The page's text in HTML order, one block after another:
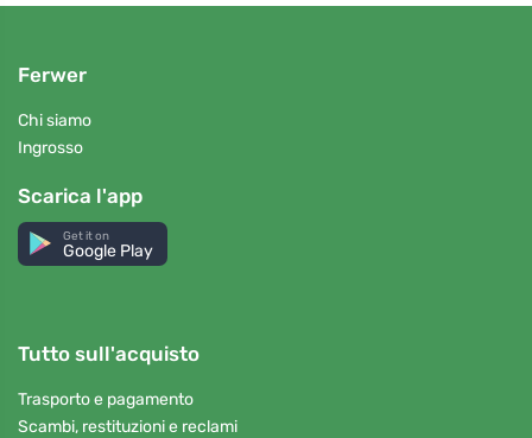
Ferwer
Chi siamo
Ingrosso
Scarica l'app
Get it on
Google Play
Tutto sull'acquisto
Trasporto e pagamento
Scambi, restituzioni e reclami